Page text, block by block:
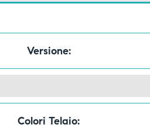
Versione
Colori Telaio